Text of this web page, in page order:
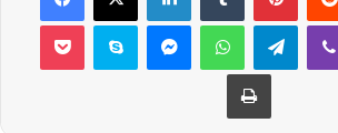
Pocket Skype MessengerWhatsApp
Yazdır